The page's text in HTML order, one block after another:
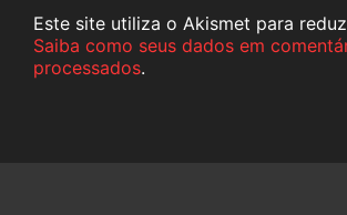
Este site utiliza o Akismet para
Saiba como seus dados em
processados.